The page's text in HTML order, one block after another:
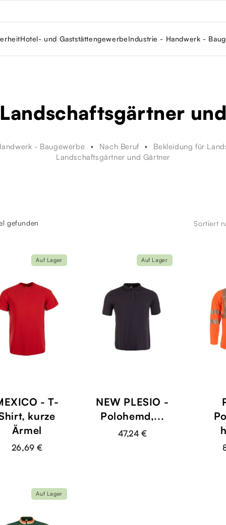
Hotel- und GaststättengewerbeIndustrie - Handwerk -
- Baugewerbe Nach Beruf Bekleidung für
Landschaftsgärtner und Gärtner
gefunden Sortiert
- T-
kurze
Ärmel
26,69 €
Auf Lager
NEW PLESIO -
Polohemd,...
47,24 €
Auf Lager
Auf Lager